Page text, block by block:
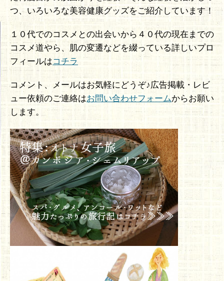
つ、いろいろな美容健康グッズをご紹介しています！
１０代でのコスメとの出会いから４０代の現在までの
コスメ道やら、肌の変遷などを綴っている詳しいプロ
フィールはコチラ
コメント、メールはお気軽にどうぞ♪広告掲載・レビ
ュー依頼のご連絡はお問い合わせフォームからお願い
します。